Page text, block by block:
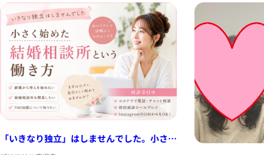
「いきなり独立」はしませんでした。小さく